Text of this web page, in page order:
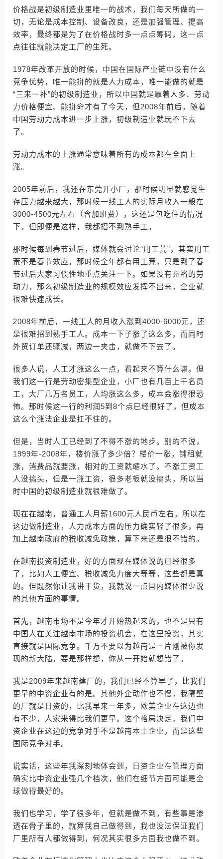
价格战是初级制造业里唯一的战术，我们每天所做的一
切，无论是成本控制、设备改良，还是加强管理、提高
效率，最终都是为了在价格战时多一点点筹码，这一点
点往往就能决定工厂的生死。
1978年改革开放的时候，中国在国际产业链中没有什么
竞争优势，唯一能拼的就是人力成本，唯一能做的就是
“三来一补”的初级制造业，所以中国就是靠着人多、劳动
力价格便宜、能拼命才有了今天，但2008年前后，随着
中国劳动力成本进一步上涨，初级制造业就玩不下去
了。
劳动力成本的上涨通常意味着所有的成本都在全面上
涨。
2005年前后，我还在东莞开小厂，那时候明显就感觉生
存压力越来越大，那时候一线工人的实际月收入一般在
3000-4500元左右（含加班费），这还是包吃住的情况
下，但即便是这样，我都招不到熟手工。
那时候每到春节过后，媒体就会讨论“用工荒”，其实用工
荒不是春节效应，那时候全年都有用工荒，只是到了春
节过后大家习惯性地重点关注一下。如果没有充裕的劳
动力，那么初级制造业的规模效应发挥不出来，企业就
很难快速成长。
2008年前后，一线工人的月收入涨到4000-6000元，还
是很难招到熟手工人。成本一下子涨了这么多，而同时
外贸订单还骤减，两边一夹击，就做不下去了。
很多人说，人工才涨这么一点，看起来不算什么嘛。但
我们这一行是劳动密集型企业，小厂也有几百上千名员
工，大厂几万名员工，人均涨这么多，成本会涨得很恐
怖。那时候这一行的利润5到8个点已经很好了，但成本
这么个涨法企业是扛不住的。
但是，当时人工已经到了不得不涨的地步。别的不说，
1999年-2008年，楼价涨了多少倍？楼价一涨，铺租就
涨，消费品就要涨，相对的工资就缩水了。不涨工资工
人没搞头，但是一涨工资，很多老板就没搞头，所以当
时中国的初级制造业就很难做了。
现在在越南，普通工人月薪1600元人民币左右，所以在
这边做制造业，人力成本方面的压力确实轻了很多，再
加上越南政府的税收减免政策，算下来还是很不错的。
在越南投资制造业，好的方面现在媒体说的已经很多
了，比如人工便宜、税收减免力度大等等，这些都是真
的。但既然你让我讲干货，我就说一点国内媒体很少说
的其他方面的事情。
首先，越南市场不是今年才开始热起来的，也不是只有
中国人在关注越南市场的投资机会，在这里投资，其实
直接就是国际竞争。千万不要以为越南是一片刚被你发
现的新大陆，要是那样想，你从一开始就想错了。
我是2009年来越南建厂的，我们已经不算早了，比我们
更早的中资企业有的是。其他外企动作也不慢，我隔壁
的厂就是日资的，比我早来一年多，欧美企业在这边也
有不少，人家来得比我们更早。这个格局决定，我们中
资企业在这边的竞争对手不是越南本土企业，而是这些
国际竞争对手。
说实话，这些年我深刻地体会到，日资企业在管理方面
确实比中资企业强几个档次，他们在细节方面可能是全
球做得最好的。
我们也学习，学了很多年，但就是做不到，有些事是渗
透在骨子里的，就算我自己做得到，我也没法保证我们
厂里所有人都做得到，何况其实很多方面我也做不到。